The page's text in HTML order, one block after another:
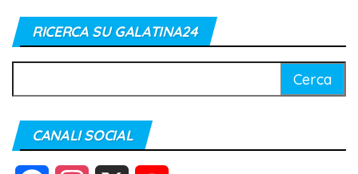
RICERCA SU GALATINA24
per:
CANALI SOCIAL